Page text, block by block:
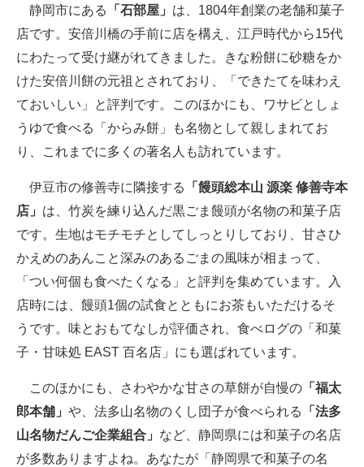
静岡市にある 「石部屋」 は、1804年創業の老舗和菓子
店です。安倍川橋の手前に店を構え、江戸時代から15代
にわたって受け継がれてきました。きな粉餅に砂糖をか
けた安倍川餅の元祖とされており、「できたてを味わえ
ておいしい」と評判です。このほかにも、ワサビとしょ
うゆで食べる「からみ餅」も名物として親しまれてお
り、これまでに多くの著名人も訪れています。
伊豆市の修善寺に隣接する
「饅頭総本山 源楽 修善寺本
店」 は、竹炭を練り込んだ黒ごま饅頭が名物の和菓子店
です。生地はモチモチとしてしっとりしており、甘さひ
かえめのあんこと深みのあるごまの風味が相まって、
「つい何個も食べたくなる」と評判を集めています。入
店時には、饅頭1個の試食とともにお茶もいただけるそ
うです。味とおもてなしが評価され、食べログの「和菓
子・甘味処 EAST 百名店」にも選ばれています。
このほかにも、さわやかな甘さの草餅が自慢の 「福太
郎本舗」 や、法多山名物のくし団子が食べられる
「法多
山名物だんご企業組合」 など、静岡県には和菓子の名店
が多数ありますよね。あなたが「静岡県で和菓子の名